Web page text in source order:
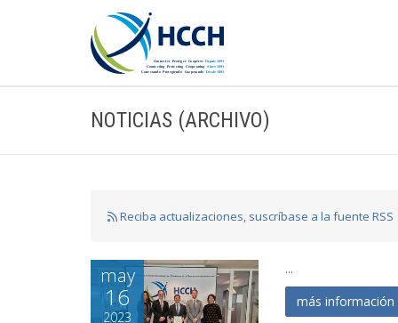
NOTICIAS (ARCHIVO)
Reciba actualizaciones, suscríbase a la fuente RSS
may
16
2023
...
más información